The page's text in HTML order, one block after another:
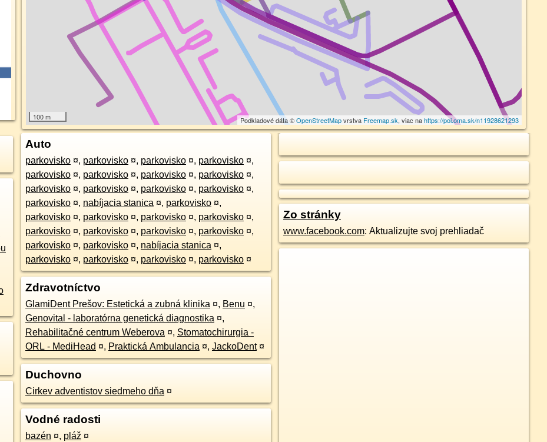
100 m Podkladové dáta ©OpenStreetMapvrstva Freemap.sk, viac nahttps://poi.oma.sk/n11928621293
Auto
parkovisko ¤, parkovisko ¤, parkovisko ¤, parkovisko ¤,
parkovisko ¤, parkovisko ¤, parkovisko ¤, parkovisko ¤,
parkovisko ¤, parkovisko ¤, parkovisko ¤, parkovisko ¤,
parkovisko ¤, nabíjacia stanica ¤, parkovisko ¤,
parkovisko ¤, parkovisko ¤, parkovisko ¤, parkovisko ¤,
parkovisko ¤, parkovisko ¤, parkovisko ¤, parkovisko ¤,
parkovisko ¤, parkovisko ¤, nabíjacia stanica ¤,
parkovisko ¤, parkovisko ¤, parkovisko ¤, parkovisko ¤
Zdravotníctvo
GlamiDent Prešov: Estetická a zubná klinika ¤, Benu ¤,
Genovital - laboratórna genetická diagnostika ¤,
Rehabilitačné centrum Weberova ¤, Stomatochirurgia -
ORL - MediHead ¤, Praktická Ambulancia ¤, JackoDent ¤
Duchovno
Cirkev adventistov siedmeho dňa ¤
Vodné radosti
bazén ¤, pláž ¤
Zo stránky
www.facebook.com : Aktualizujte svoj prehliadač